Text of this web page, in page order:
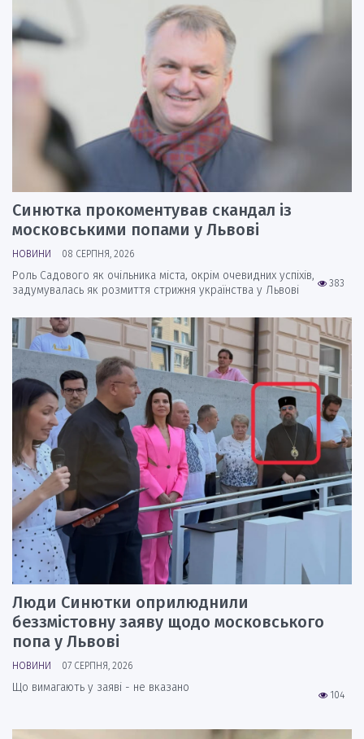
Синютка прокоментував скандал із
московськими попами у Львові
НОВИНИ 08 СЕРПНЯ, 2026
383
Роль Садового як очільника міста, окрім очевидних успіхів,
задумувалась як розмиття стрижня українства у Львові
Люди Синютки оприлюднили
беззмістовну заяву щодо московського
попа у Львові
НОВИНИ 07 СЕРПНЯ, 2026
104
Що вимагають у заяві - не вказано